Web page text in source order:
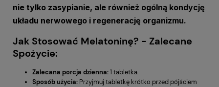
nie tylko zasypianie, ale również ogólną kondycję
układu nerwowego i regenerację organizmu.
Jak Stosować Melatoninę? - Zalecane
Spożycie:
Zalecana porcja dzienna:1 tabletka.
Sposób użycia: Przyjmuj tabletkę krótko przed pójściem